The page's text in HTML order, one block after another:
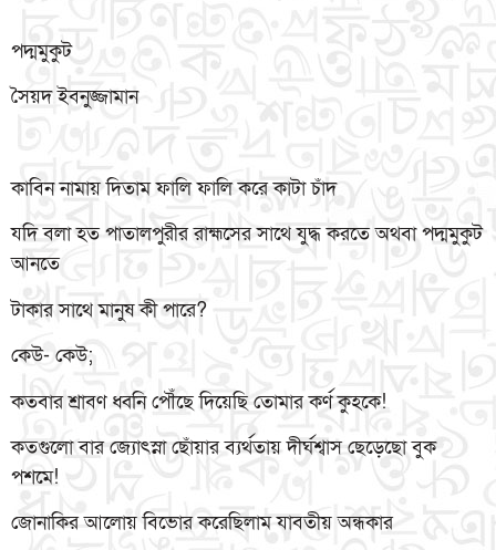
পদ্মমুকুট
সৈয়দ ইবনুজ্জামান
কাবিন নামায় দিতাম ফালি ফালি করে কাটা চাঁদ
যদি বলা হত পাতালপুরীর রাহ্মসের সাথে যুদ্ধ করতে অথবা পদ্মমুকুট
আনতে
টাকার সাথে মানুষ কী পারে?
কেউ- কেউ;
কতবার শ্রাবণ ধ্বনি পৌঁছে দিয়েছি তোমার কর্ণ কুহকে!
কতগুলো বার জ্যোৎস্না ছোঁয়ার ব্যর্থতায় দীর্ঘশ্বাস ছেড়েছো বুক
পশমে!
জোনাকির আলোয় বিভোর করেছিলাম যাবতীয় অন্ধকার